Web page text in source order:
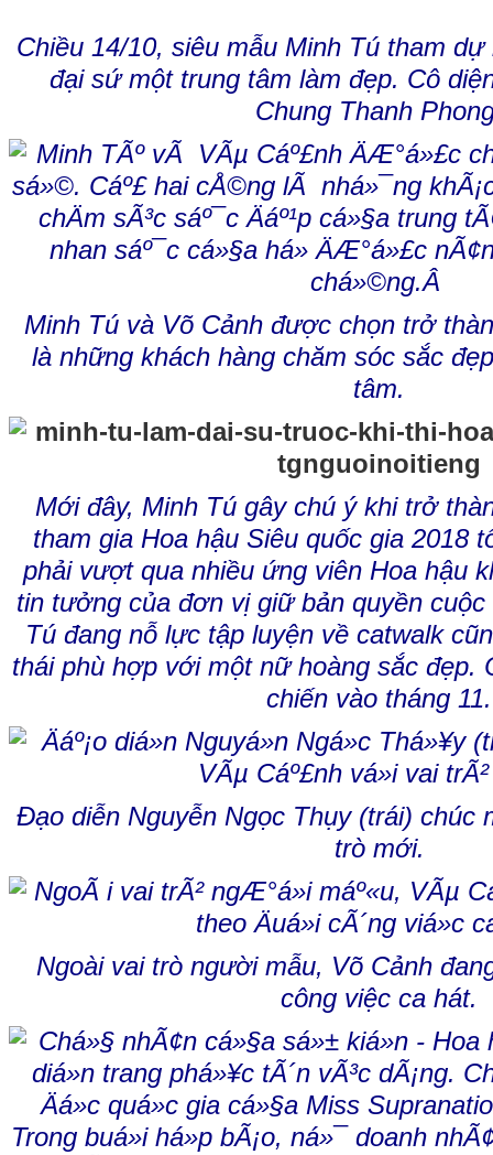
Chiều 14/10, siêu mẫu Minh Tú tham
đại sứ một trung tâm làm đẹp. Cô
Chung Thanh
Minh Tú và Võ Cảnh được chọn trở
là những khách hàng chăm sóc sắc
tâm.
Mới đây, Minh Tú gây chú ý khi trở
tham gia Hoa hậu Siêu quốc gia 2018
phải vượt qua nhiều ứng viên Hoa hậu
tin tưởng của đơn vị giữ bản quyền
Tú đang nỗ lực tập luyện về catwalk
thái phù hợp với một nữ hoàng sắc đẹp.
chiến vào tháng 11.
Đạo diễn Nguyễn Ngọc Thụy (trái) chúc
trò mới.
Ngoài vai trò người mẫu, Võ Cảnh
công việc ca hát.